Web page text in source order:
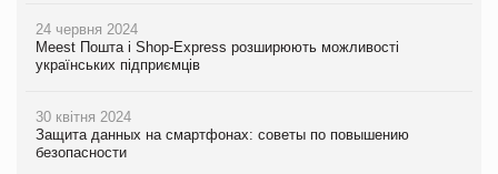
24 червня 2024
Meest Пошта і Shop-Express розширюють можливості
українських підприємців
30 квітня 2024
Защита данных на смартфонах: советы по повышению
безопасности